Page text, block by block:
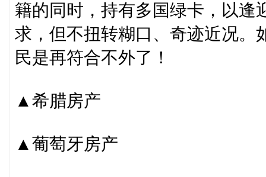
籍的同时，持有多国绿卡，以逢
求，但不扭转糊口、奇迹近况。
民是再符合不外了！
▲希腊房产
▲葡萄牙房产